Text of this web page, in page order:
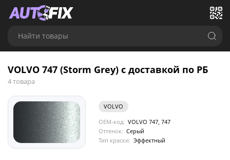
Найти товары
VOLVO 747 (Storm Grey) с доставкой по РБ
4 товара
VOLVO
OEM-код: VOLVO 747, 747
Оттенок: Серый
Тип краски: Эффектный